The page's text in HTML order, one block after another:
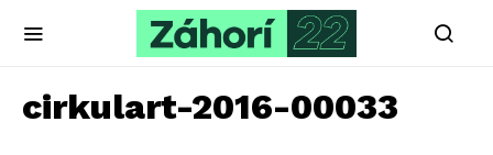
cirkulart-2016-00033